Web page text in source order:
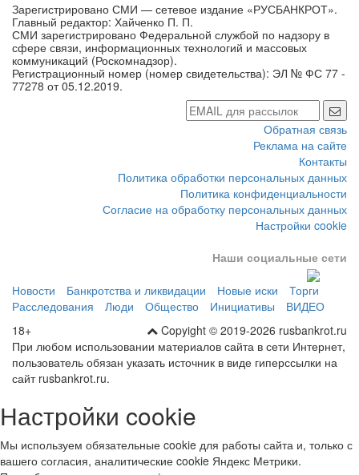
Зарегистрировано СМИ — сетевое издание «РУСБАНКРОТ».
Главный редактор: Хайченко П. П.
СМИ зарегистрировано Федеральной службой по надзору в
сфере связи, информационных технологий и массовых
коммуникаций (Роскомнадзор).
Регистрационный номер (номер свидетельства): ЭЛ № ФС 77 -
77278 от 05.12.2019.
Обратная связь
Реклама на сайте
Контакты
Политика обработки персональных данных
Политика конфиденциальности
Согласие на обработку персональных данных
Настройки cookie
Наши социальные сети
Новости Банкротства и ликвидации Новые иски
Торги
Расследования
Люди Общество Инициативы
ВИДЕО
Copyight © 2019-2026 rusbankrot.ru
18+
При любом использовании материалов сайта в сети Интернет,
пользователь обязан указать источник в виде гиперссылки на
сайт rusbankrot.ru.
Настройки cookie
Мы используем обязательные cookie для работы сайта и, только с
вашего согласия, аналитические cookie Яндекс Метрики.